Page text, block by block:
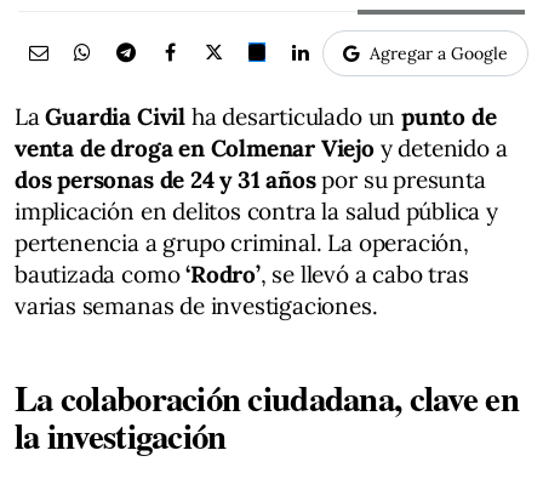
Agregar a Google
LaGuardia Civilha desarticulado un punto de
venta de droga en Colmenar Viejoy detenido a
dos personas de 24 y 31 añospor su presunta
implicación en delitos contra la salud pública y
pertenencia a grupo criminal. La operación,
bautizada como‘Rodro’, se llevó a cabo tras
varias semanas de investigaciones.
La colaboración ciudadana, clave en
la investigación